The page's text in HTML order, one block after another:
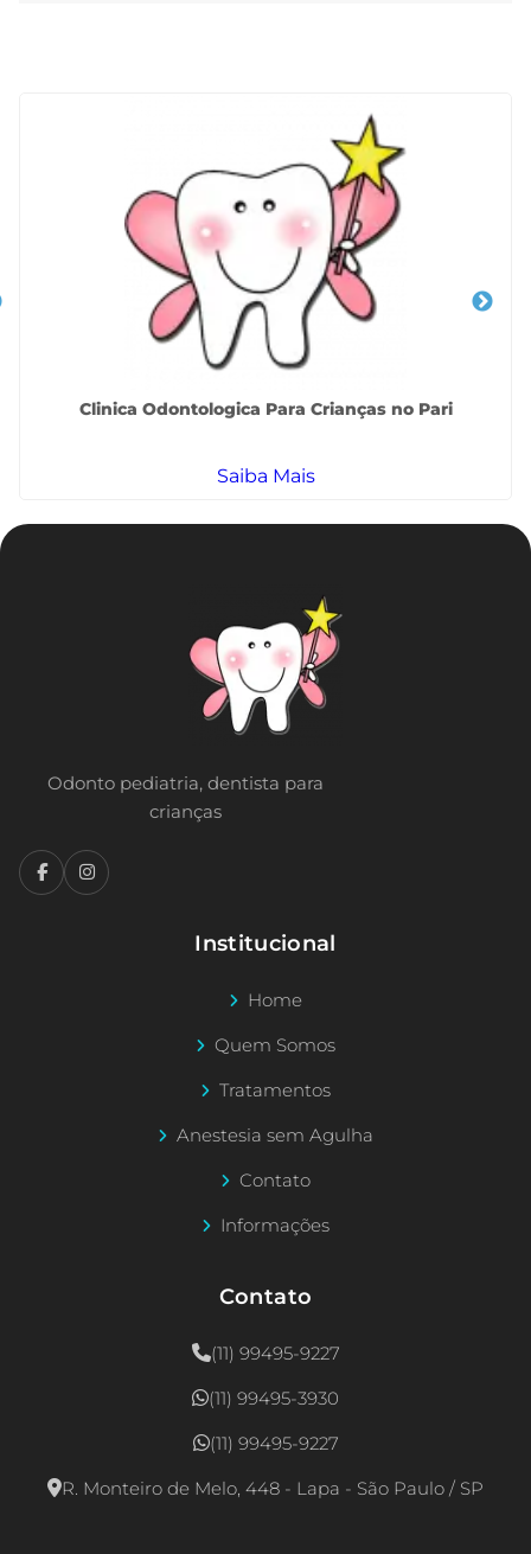
Clinica Odontologica Para Crianças no Pari
Saiba Mais
Odonto pediatria, dentista para
crianças
Institucional
Home
Quem Somos
Tratamentos
Anestesia sem Agulha
Contato
Informações
Contato
(11) 99495-9227
(11) 99495-3930
(11) 99495-9227
R. Monteiro de Melo, 448 - Lapa - São Paulo / SP